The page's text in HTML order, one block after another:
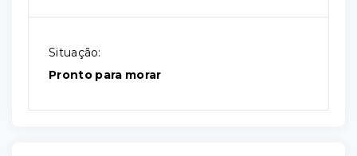
Situação:
Pronto para morar